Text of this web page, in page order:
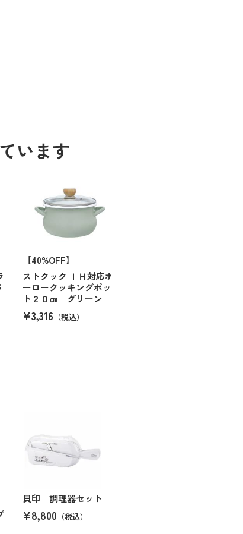
います
【40%OFF】
ストクック ＩＨ対応ホ
ーロークッキングポッ
ト２０㎝ グリーン
¥3,316 （税込）
貝印 調理器セット
¥8,800 （税込）